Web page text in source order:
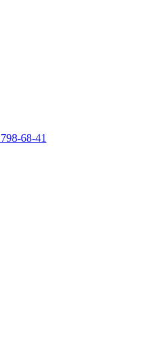
68-41